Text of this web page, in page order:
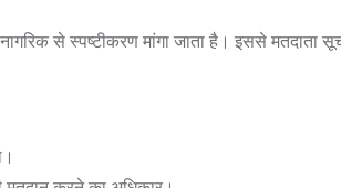
नागरिक से स्पष्टीकरण मांगा जाता है। इससे मतदाता